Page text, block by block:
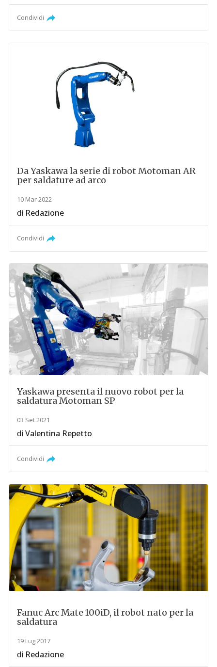
Condividi
Da Yaskawa la serie di robot Motoman AR
per saldature ad arco
10 Mar 2022
di Redazione
Condividi
Yaskawa presenta il nuovo robot per la
saldatura Motoman SP
03 Set 2021
diValentina Repetto
Condividi
Fanuc Arc Mate 100iD, il robot nato per la
saldatura
19 Lug 2017
di Redazione